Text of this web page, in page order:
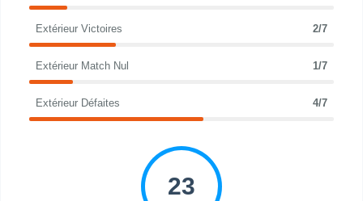
Extérieur Victoires 2/7
Extérieur Match Nul 1/7
Extérieur Défaites 4/7
23